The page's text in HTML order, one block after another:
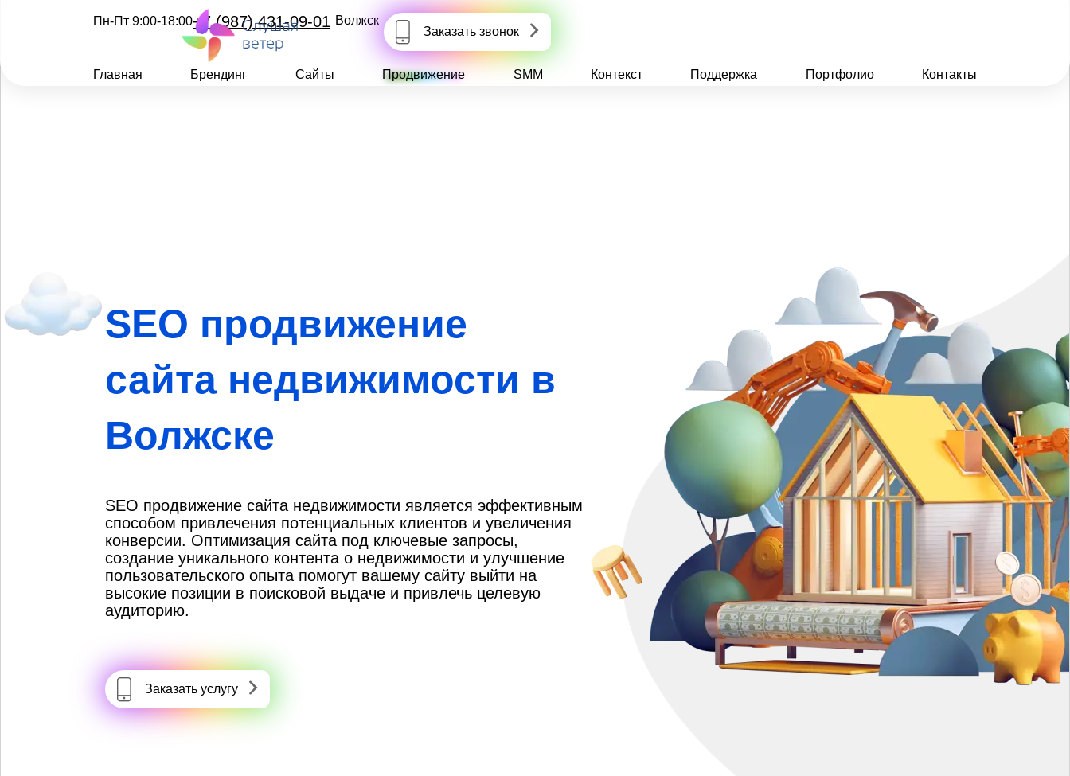
Пн-Пт 9:00-18:00+7 (987) 431-09-01 Волжск
Заказать звонок
Главная Брендинг Сайты Продвижение SMM Контекст Поддержка Портфолио Контакты
SEO продвижение
сайта недвижимости в
Волжске
SEO продвижение сайта недвижимости является эффективным
способом привлечения потенциальных клиентов и увеличения
конверсии. Оптимизация сайта под ключевые запросы,
создание уникального контента о недвижимости и улучшение
пользовательского опыта помогут вашему сайту выйти на
высокие позиции в поисковой выдаче и привлечь целевую
аудиторию.
Заказать услугу